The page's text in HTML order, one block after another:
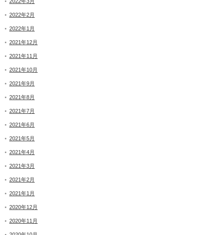
2022年2月
2022年1月
2021年12月
2021年11月
2021年10月
2021年9月
2021年8月
2021年7月
2021年6月
2021年5月
2021年4月
2021年3月
2021年2月
2021年1月
2020年12月
2020年11月